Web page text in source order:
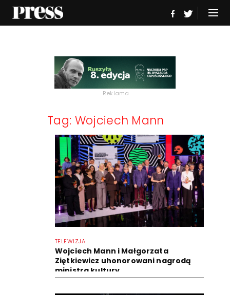
Reklama
Tag: Wojciech Mann
TELEWIZJA
Wojciech Mann i Małgorzata
Ziętkiewicz uhonorowani nagrodą
ministra kultury